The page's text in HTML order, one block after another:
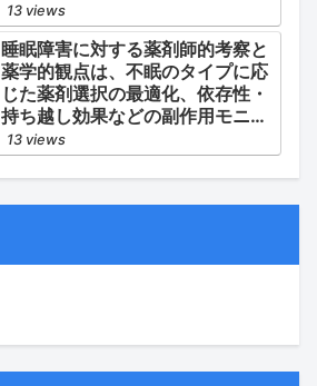
13 views
睡眠障害に対する薬剤師的考察と
薬学的観点は、不眠のタイプに応
じた薬剤選択の最適化、依存性・
持ち越し効果などの副作用モニタ
リング、そして生活習慣（睡眠衛
生）の改善支援にあります。
13 views